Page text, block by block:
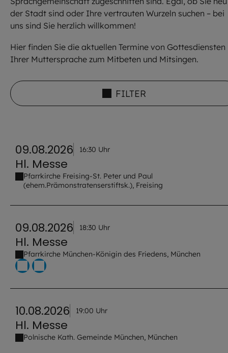
der Stadt sind oder Ihre vertrauten Wurzeln suchen – bei
uns sind Sie herzlich willkommen!
Hier finden Sie die aktuellen Termine von Gottesdiensten
Ihrer Muttersprache zum Mitbeten und Mitsingen.
FILTER
09.08.2026 16:30 Uhr
Hl. Messe
Pfarrkirche Freising-St. Peter und Paul
(ehem.Prämonstratenserstiftsk.), Freising
09.08.2026 18:30 Uhr
Hl. Messe
Pfarrkirche München-Königin des Friedens, München
10.08.2026 19:00 Uhr
Hl. Messe
Polnische Kath. Gemeinde München, München